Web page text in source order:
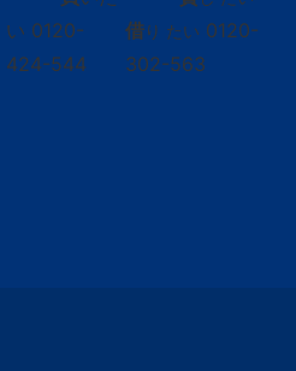
い 0120-
424-544
借り たい 0120-
302-563